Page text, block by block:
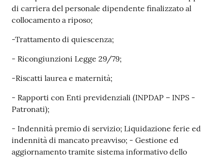
Tutti
su
di carriera del personale dipendente finalizzato al
collocamento a riposo;
-Trattamento di quiescenza;
- Ricongiunzioni Legge 29/79;
-Riscatti laurea e maternità;
- Rapporti con Enti previdenziali (INPDAP – INPS -
Patronati);
- Indennità premio di servizio; Liquidazione ferie ed
indennità di mancato preavviso; - Gestione ed
aggiornamento tramite sistema informativo dello